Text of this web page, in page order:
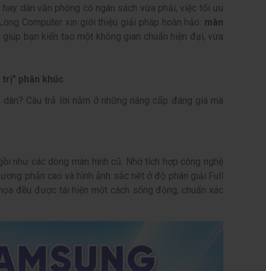
dân văn phòng có ngân sách vừa phải, việc tối ưu
Computer xin giới thiệu giải pháp hoàn hảo: màn
bạn kiến tạo một không gian chuẩn hiện đại, vừa
trị" phân khúc
Câu trả lời nằm ở những nâng cấp đáng giá mà
như các dòng màn hình cũ. Nhờ tích hợp công nghệ
phản cao và hình ảnh sắc nét ở độ phân giải Full
đều được tái hiện một cách sống động, chuẩn xác